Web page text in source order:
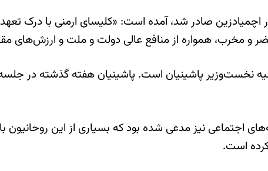
صادر شد، آمده است: «کلیسای ارمنی با درک
مضر و مخرب، همواره از منافع عالی دولت و ملت و
نخست‌وزیر پاشینیان است. پاشینیان هفته گذشته در جلسه
نیز مدعی شده بود که بسیاری از این روحانیون
است.